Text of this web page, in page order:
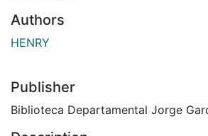
Authors
HENRY
Publisher
Biblioteca Departamental Jorge